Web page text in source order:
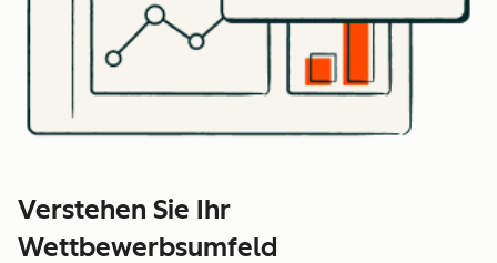
Verstehen Sie Ihr
Wettbewerbsumfeld